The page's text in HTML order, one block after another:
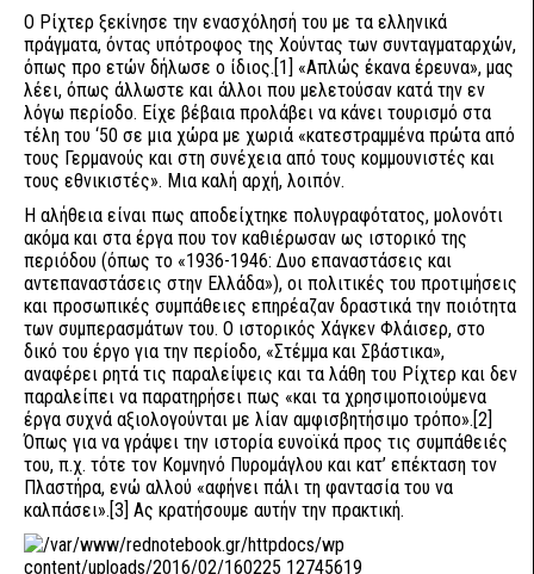
Ο Ρίχτερ ξεκίνησε την ενασχόλησή του με τα ελληνικά
πράγματα, όντας υπότροφος της Χούντας των συνταγματαρχών,
όπως προ ετών δήλωσε ο ίδιος.[1] «Απλώς έκανα έρευνα», μας
λέει, όπως άλλωστε και άλλοι που μελετούσαν κατά την εν
λόγω περίοδο. Είχε βέβαια προλάβει να κάνει τουρισμό στα
τέλη του ‘50 σε μια χώρα με χωριά «κατεστραμμένα πρώτα από
τους Γερμανούς και στη συνέχεια από τους κομμουνιστές και
τους εθνικιστές». Μια καλή αρχή, λοιπόν.
Η αλήθεια είναι πως αποδείχτηκε πολυγραφότατος, μολονότι
ακόμα και στα έργα που τον καθιέρωσαν ως ιστορικό της
περιόδου (όπως το «1936-1946: Δυο επαναστάσεις και
αντεπαναστάσεις στην Ελλάδα»), οι πολιτικές του προτιμήσεις
και προσωπικές συμπάθειες επηρέαζαν δραστικά την ποιότητα
των συμπερασμάτων του. Ο ιστορικός Χάγκεν Φλάισερ, στο
δικό του έργο για την περίοδο, «Στέμμα και Σβάστικα»,
αναφέρει ρητά τις παραλείψεις και τα λάθη του Ρίχτερ και δεν
παραλείπει να παρατηρήσει πως «και τα χρησιμοποιούμενα
έργα συχνά αξιολογούνται με λίαν αμφισβητήσιμο τρόπο».[2]
Όπως για να γράψει την ιστορία ευνοϊκά προς τις συμπάθειές
του, π.χ. τότε τον Κομνηνό Πυρομάγλου και κατ’ επέκταση τον
Πλαστήρα, ενώ αλλού «αφήνει πάλι τη φαντασία του να
καλπάσει».[3] Ας κρατήσουμε αυτήν την πρακτική.